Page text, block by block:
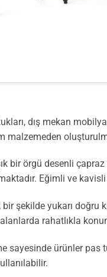
dış mekan
malzemeden
bir örgü desenli
Eğimli ve
şekilde yukarı doğru
rahatlıkla
sayesinde ürünler pas